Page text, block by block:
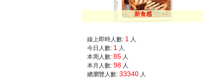
新食感
線上即時人數: 1人
今日人數: 1人
本周人數: 85人
本月人數: 98人
總瀏覽人數: 33340人